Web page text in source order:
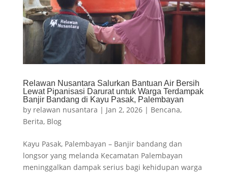
Relawan Nusantara Salurkan Bantuan Air Bersih
Lewat Pipanisasi Darurat untuk Warga Terdampak
Banjir Bandang di Kayu Pasak, Palembayan
by relawan nusantara | Jan 2, 2026| Bencana,
Berita, Blog
Kayu Pasak, Palembayan – Banjir bandang dan
longsor yang melanda Kecamatan Palembayan
meninggalkan dampak serius bagi kehidupan warga